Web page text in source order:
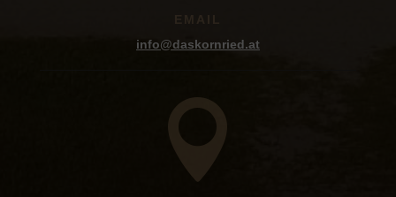
info@daskornried.at
